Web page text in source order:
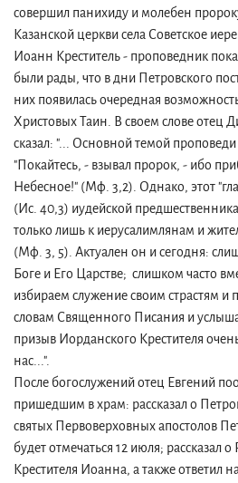
совершил панихиду и молебен
Казанской церкви села Советское
Иоанн Креститель - проповедник
были рады, что в дни Петровского
них появилась очередная
Христовых Таин. В своем слове отец
сказал: "... Основной темой
"Покайтесь, - взывал пророк, - ибо
Небесное!" (Мф. 3,2). Однако, этот
(Ис. 40,3) иудейской
только лишь к иерусалимлянам и
(Мф. 3, 5). Актуален он и сегодня:
Боге и Его Царстве; слишком часто
избираем служение своим страстям и
словам Священного Писания и
призыв Иорданского Крестителя
нас...".
После богослужений отец Евгений
пришедшим в храм: рассказал о
святых Первоверховных апостолов
будет отмечаться 12 июля; рассказал
Крестителя Иоанна, а также ответил